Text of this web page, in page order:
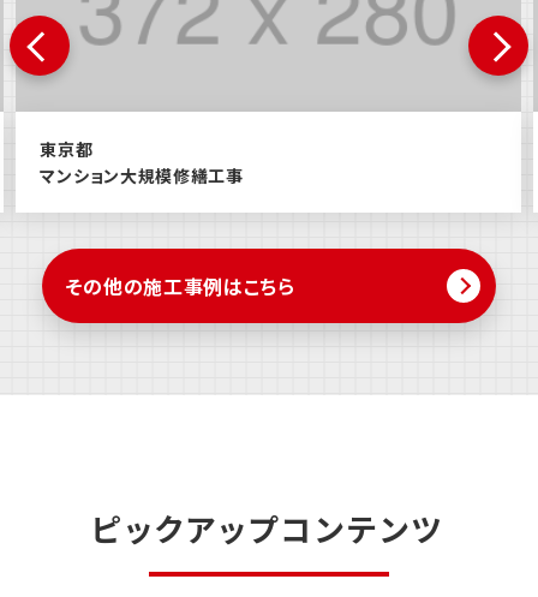
東京都
マンション大規模修繕工事
その他の施工事例はこちら
ピックアップコンテンツ